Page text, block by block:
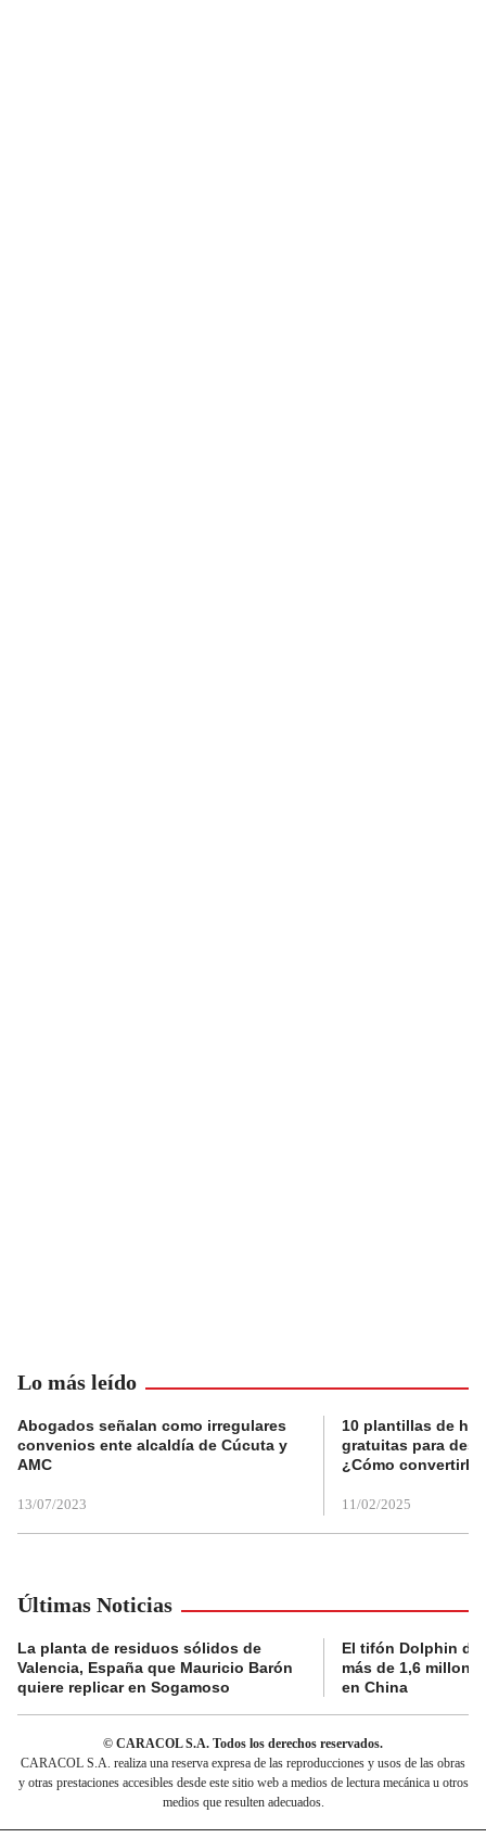
Lo más leído
Abogados señalan como irregulares
convenios ente alcaldía de Cúcuta y
AMC
13/07/2023
10 plantillas de
gratuitas para
¿Cómo convertirla
11/02/2025
Últimas Noticias
La planta de residuos sólidos de
Valencia, España que Mauricio Barón
quiere replicar en Sogamoso
El tifón Dolphin
más de 1,6
en China
© CARACOL S.A. Todos los derechos reservados.
CARACOL S.A. realiza una reserva expresa de las reproducciones y usos de las obras
y otras prestaciones accesibles desde este sitio web a medios de lectura mecánica u otros
medios que resulten adecuados.